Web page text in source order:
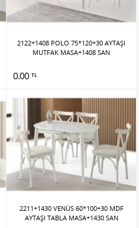
2122+1408 POLO 75*120+30 AYTAŞI
MUTFAK MASA+1408 SAN
0.00 TL
2211+1430 VENÜS 60*100+30 MDF
AYTAŞI TABLA MASA+1430 SAN